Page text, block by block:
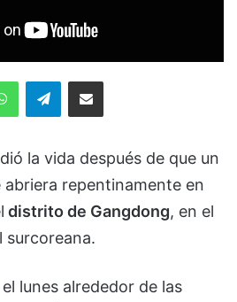
WhatsAppTelegramCompartir via Email
la vida después de que un
repentinamente en
distrito de Gangdong, en el
surcoreana.
lunes alrededor de las